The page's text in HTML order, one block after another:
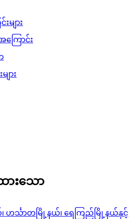
များ
ြောင်း
ား
းသော
ဟင်္သာတမြို့နယ်၊ ရေကြည်မြို့နယ်နှင့်